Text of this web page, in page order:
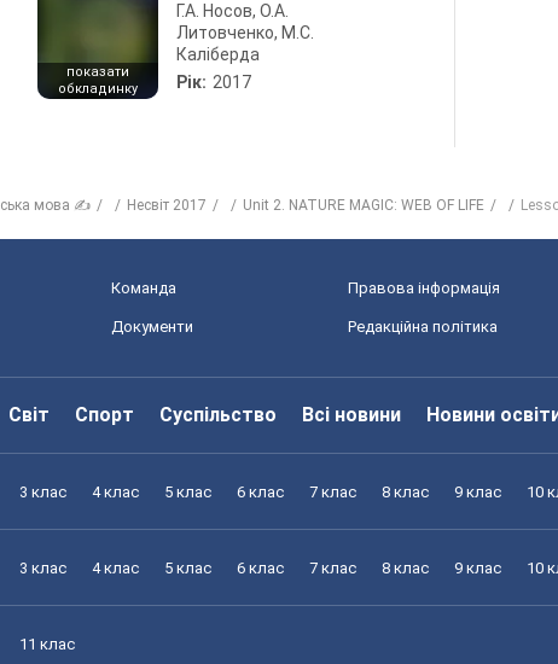
показати
обкладинку
Г.А. Носов, О.А.
Литовченко, М.С.
Каліберда
Рік: 2017
мова ✍ Несвіт 2017 Unit 2. NATURE MAGIC: WEB OF LIFE
Команда Правова інформація
Документи Редакційна політика
Світ Спорт Суспільство Всі новини Новини
3 клас 4 клас 5 клас 6 клас 7 клас 8 клас 9 клас 10
3 клас 4 клас 5 клас 6 клас 7 клас 8 клас 9 клас 10
11 клас